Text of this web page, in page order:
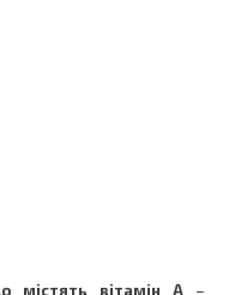
містять вітамін А–